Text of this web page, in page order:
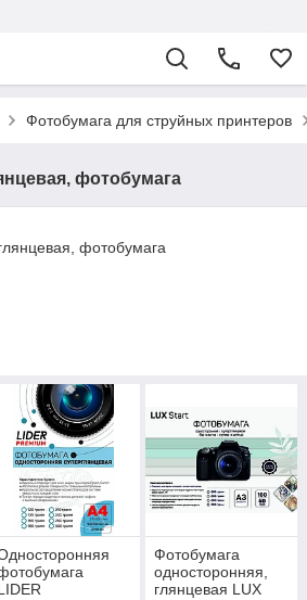
Фотобумага для струйных принтеров
фотобумага
фотобумага
Фотобумага
односторонняя,
глянцевая LUX